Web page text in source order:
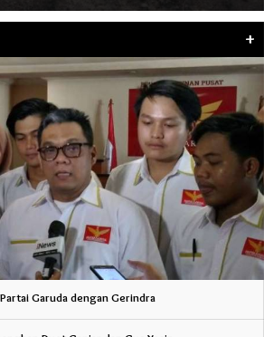
+
Garuda dengan Gerindra